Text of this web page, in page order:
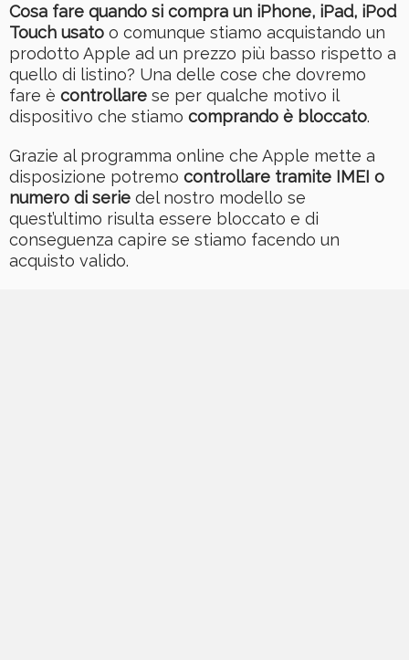
Cosa fare quando si compra un iPhone, iPad, iPod
Touch usato o comunque stiamo acquistando un
prodotto Apple ad un prezzo più basso rispetto a
quello di listino? Una delle cose che dovremo
fare è controllare se per qualche motivo il
dispositivo che stiamo comprando è bloccato.
Grazie al programma online che Apple mette a
disposizione potremo controllare tramite IMEI o
numero di serie del nostro modello se
quest’ultimo risulta essere bloccato e di
conseguenza capire se stiamo facendo un
acquisto valido.